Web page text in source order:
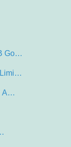
Go…
Limi…
A…